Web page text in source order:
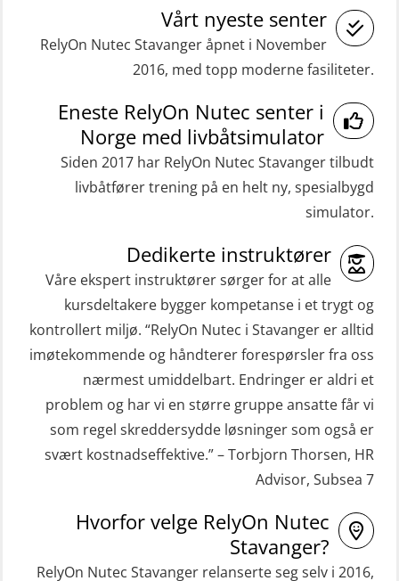
(Blended with Adaptive e-learning
practical) (RBSBLE026)
GWO: BST Refresher – Onshore
(Blended: e-learning practical)
(RBSBLE009)
Gass kurs H2S (OSP105)
Grunnleggende sikkerhetskurs –
beredskapspersonell med E-læring
(OBSBLE044)
HLO/MOB/Søk- og Redningslag
kombinasjon – repetisjon (OSC1162)
HLO/Søk & Redningslag kombinasjon
– repetisjon (OSC1161)
Helikopterevakuering inkl.
Pustelunge (OSE1251)
Helikopterevakuering med HABD,
inkl. Brannslukking og Førstehjelp-
sivile mannskaper (FSC119)
inkl. brannslukning (FSC121)
Medisinsk behandling 40 t (MFA104)
Oppdatering medisinsk behandling 8
t (MFA107)
ROC sertifikat grunnleggende
ROC sertifikat repetisjon (GMDSS)
(ORC103)
STCW Grunnkurs Redningsfarkoster
(MBSBLE022)
STCW Hurtiggående mann over bord
båt (HMOB) (MSE100)
STCW Hurtiggående mann over bord
båt (HMOB) oppdatering (MSE1001)
STCW Livbåtfører redningsfarkoster
32 t (MSE1031)
STCW Mann-Over-Bord
(hurtiggående) 32 t m/mørkekjøring
Vårt nyeste senter
RelyOn Nutec Stavanger åpnet i November
2016, med topp moderne fasiliteter.
Eneste RelyOn Nutec senter i
Norge med livbåtsimulator
Siden 2017 har RelyOn Nutec Stavanger tilbudt
livbåtfører trening på en helt ny, spesialbygd
simulator.
Dedikerte instruktører
Våre ekspert instruktører sørger for at alle
kursdeltakere bygger kompetanse i et trygt og
kontrollert miljø. “RelyOn Nutec i Stavanger er alltid
imøtekommende og håndterer forespørsler fra oss
nærmest umiddelbart. Endringer er aldri et
problem og har vi en større gruppe ansatte får vi
som regel skreddersydde løsninger som også er
svært kostnadseffektive.” – Torbjorn Thorsen, HR
Advisor, Subsea 7
Hvorfor velge RelyOn Nutec
Stavanger?
RelyOn Nutec Stavanger relanserte seg selv i 2016,